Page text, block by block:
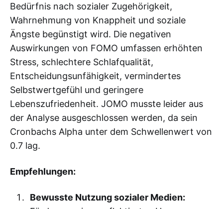
Bedürfnis nach sozialer Zugehörigkeit,
Wahrnehmung von Knappheit und soziale
Ängste begünstigt wird. Die negativen
Auswirkungen von FOMO umfassen erhöhten
Stress, schlechtere Schlafqualität,
Entscheidungsunfähigkeit, vermindertes
Selbstwertgefühl und geringere
Lebenszufriedenheit. JOMO musste leider aus
der Analyse ausgeschlossen werden, da sein
Cronbachs Alpha unter dem Schwellenwert von
0.7 lag.
Empfehlungen:
Bewusste Nutzung sozialer Medien: